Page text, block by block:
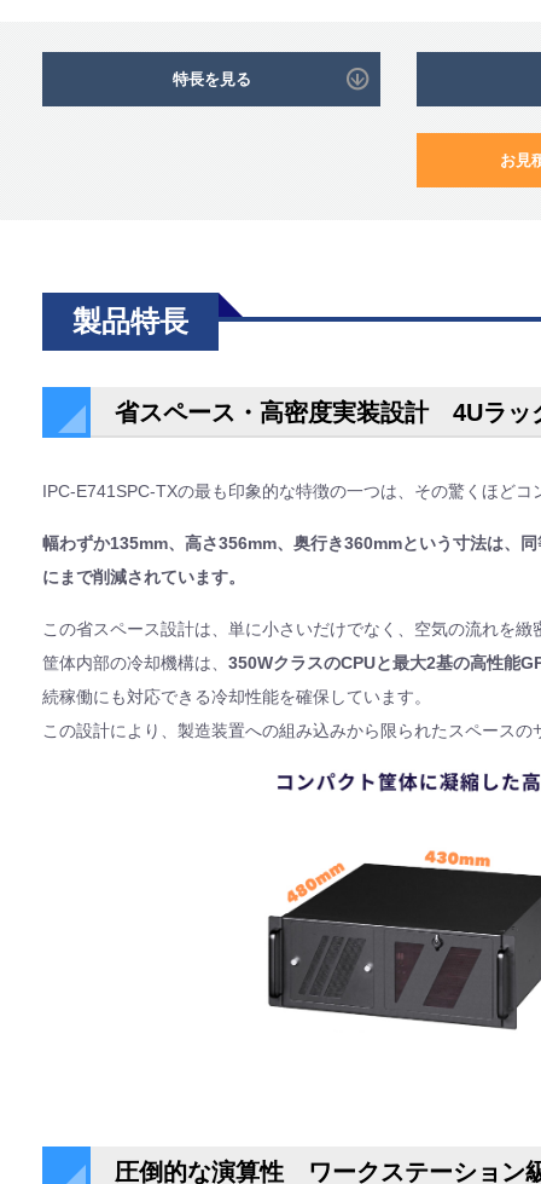
特長を見る
お見
製品特長
省スペース・高密度実装設計 4Uラッ
IPC-E741SPC-TXの最も印象的な特徴の一つは、その驚くほどコ
幅わずか135mm、高さ356mm、奥行き360mmという寸法は、
にまで削減されています。
この省スペース設計は、単に小さいだけでなく、空気の流れを
筐体内部の冷却機構は、 350WクラスのCPUと最大2基の高性能
続稼働にも対応できる冷却性能を確保しています。
この設計により、製造装置への組み込みから限られたスペース
圧倒的な演算性 ワークステーション